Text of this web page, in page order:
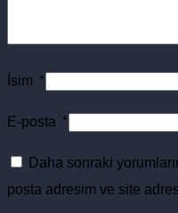
İsim *
E-posta *
Daha sonraki
posta adresim ve site